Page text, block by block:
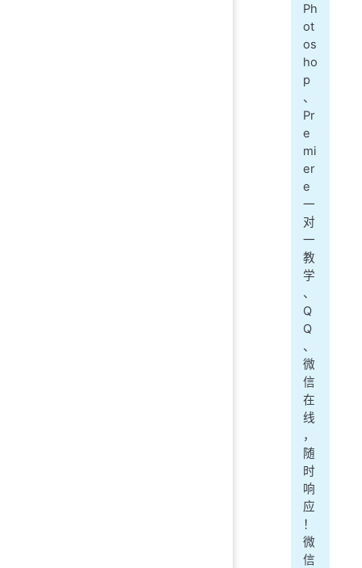
Ph
ot
os
ho
p
、
Pr
e
mi
er
e
一
对
一
教
学
、
Q
Q
、
微
信
在
线
，
随
时
响
应
！
微
信